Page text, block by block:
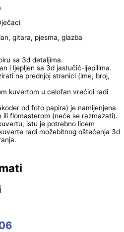
gitara, pjesma, glazba
sa 3d detaljima.
i ljepljen sa 3d jastučić-ljepilima.
na prednjoj stranici (ime, broj,
kuvertom u celofan vrećici radi
od foto papira) je namijenjena
ili flomasterom (neće se razmazati).
istu je potrebno licem
radi možebitnog oštećenja 3d